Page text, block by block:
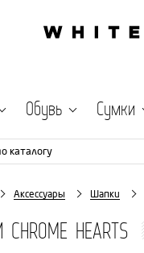
Обувь Сумки
каталогу
Аксессуары Шапки
HEARTS